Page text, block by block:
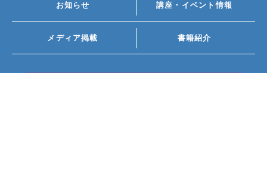
お知らせ 講座・イベント情報
メディア掲載 書籍紹介